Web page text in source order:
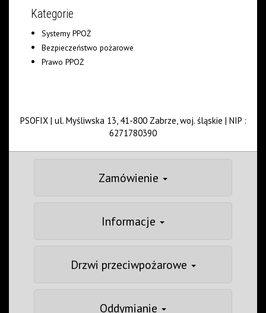
Kategorie
Systemy PPOŻ
Bezpieczeństwo pożarowe
Prawo PPOŻ
PSOFIX | ul. Myśliwska 13, 41-800 Zabrze, woj. śląskie | NIP :
6271780390
Zamówienie
Informacje
Drzwi przeciwpożarowe
Oddymianie